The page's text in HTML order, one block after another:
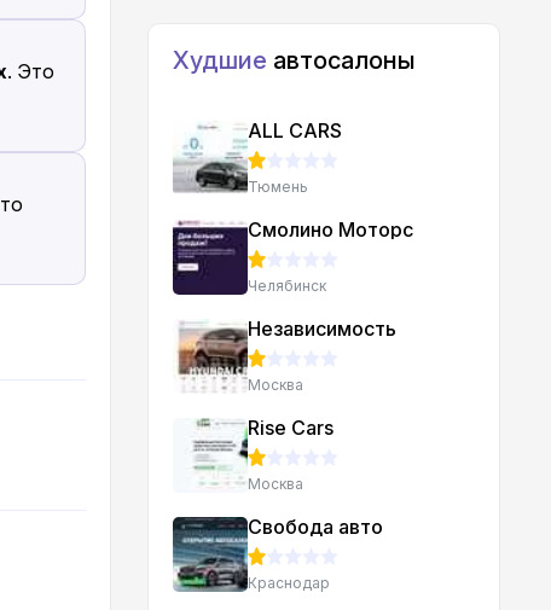
. Это
Худшие автосалоны
ALL CARS
Тюмень
Смолино Моторс
Челябинск
Независимость
Москва
Rise Cars
Москва
Свобода авто
Краснодар